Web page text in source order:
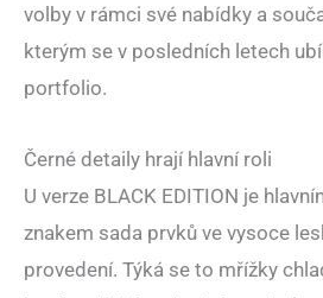
volby v rámci své nabídky a
kterým se v posledních letech
portfolio.
Černé detaily hrají hlavní roli
U verze BLACK EDITION je
znakem sada prvků ve vysoce
provedení. Týká se to mřížky